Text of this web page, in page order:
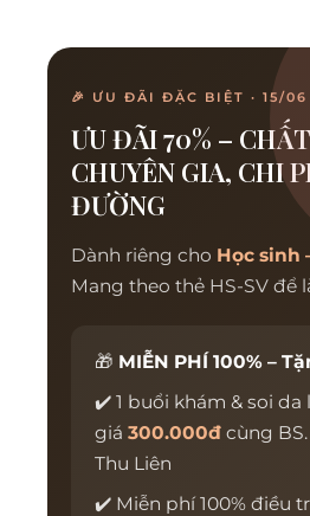
🎉 ƯU ĐÃI ĐẶC BIỆT · 15/
ƯU ĐÃI 70% –
CHUYÊN GIA, CHI
ĐƯỜNG
Dành riêng cho Học sinh
Mang theo thẻ HS-SV để
🎁 MIỄN PHÍ 100% –
✔️ 1 buổi khám & soi da
giá 300.000đ cùng
Thu Liên
✔️ Miễn phí 100% điều